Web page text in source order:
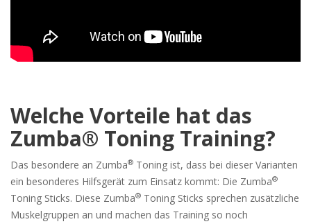
Welche Vorteile hat das
Zumba® Toning Training?
Das besondere an Zumba® Toning ist, dass bei dieser Varianten
ein besonderes Hilfsgerät zum Einsatz kommt: Die Zumba®
Toning Sticks. Diese Zumba® Toning Sticks sprechen zusätzliche
Muskelgruppen an und machen das Training so noch